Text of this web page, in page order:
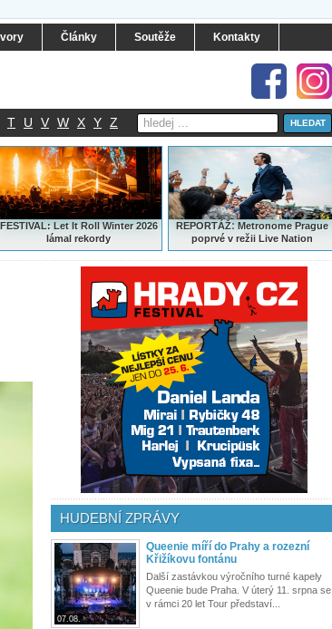
Články Soutěže Kontakty
T U V W X Y Z
FESTIVAL: Let It Roll Winter 2026
lámal rekordy
REPORTÁŽ:Metronome Prague
poprvé v režii Live Nation
HUDEBNÍ ZPRÁVY
07.08.
Queenie míří do Prahy a rozezní
Křižíkovu fontánu
Další zastávkou výročního turné kapely
Queenie bude Praha. V úterý 11. srpna se
v rámci 20 let Tour představí...